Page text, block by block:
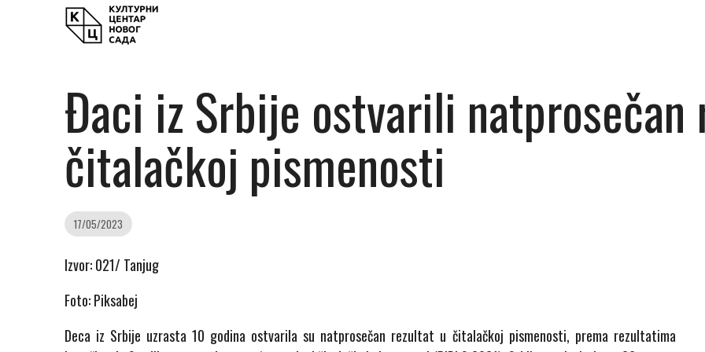
Đaci iz Srbije ostvarili natprosečan
čitalačkoj pismenosti
17/05/2023
Izvor: 021/ Tanjug
Foto: Piksabej
Deca iz Srbije uzrasta 10 godina ostvarila su natprosečan rezultat u čitalačkoj pismenosti, prema rezultatima